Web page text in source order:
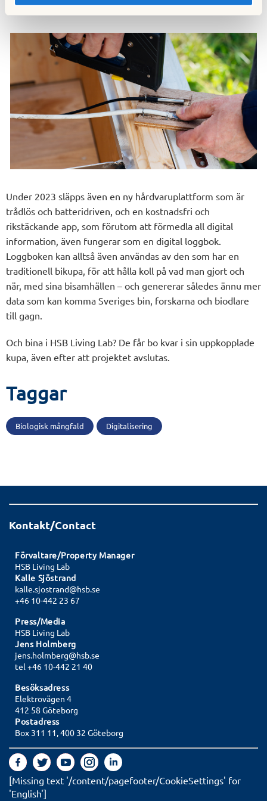
olika bisamhällen i vårt avlånga land, säger Mikael Ekström.
Under 2023 släpps även en ny hårdvaruplattform som är
trådlös och batteridriven, och en kostnadsfri och
rikstäckande app, som förutom att förmedla all digital
information, även fungerar som en digital loggbok.
Loggboken kan alltså även användas av den som har en
traditionell bikupa, för att hålla koll på vad man gjort och
när, med sina bisamhällen – och genererar således ännu mer
data som kan komma Sveriges bin, forskarna och biodlare
till gagn.
Och bina i HSB Living Lab? De får bo kvar i sin uppkopplade
kupa, även efter att projektet avslutas.
Taggar
Biologisk mångfald Digitalisering
Kontakt/Contact
Förvaltare/Property Manager
HSB Living Lab
Kalle Sjöstrand
kalle.sjostrand@hsb.se
+46 10-442 23 67
Press/Media
HSB Living Lab
Jens Holmberg
jens.holmberg@hsb.se
tel +46 10-442 21 40
Besöksadress
Elektrovägen 4
412 58 Göteborg
Postadress
Box 311 11, 400 32 Göteborg
[Missing text '/content/pagefooter/CookieSettings' for
'English']